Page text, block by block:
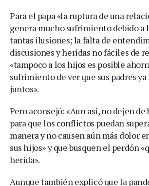
Para el papa «la ruptura de una
genera mucho sufrimiento debido a
tantas ilusiones; la falta de
discusiones y heridas no fáciles de
«tampoco a los hijos es posible
sufrimiento de ver que sus padres ya
juntos».
Pero aconsejó: «Aun así, no dejen de
para que los conflictos puedan
manera y no causen aún más dolor
sus hijos» y que busquen el perdón
herida».
Aunque también explicó que la